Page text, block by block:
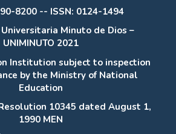
8200 -- ISSN: 0124-1494
Universitaria Minuto de Dios –
UNIMINUTO 2021
Institution subject to inspection
by the Ministry of National
Education
10345 dated August 1,
1990 MEN